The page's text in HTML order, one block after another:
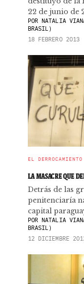
22 de junio de
PORNATALIA
BRASIL)
18 FEBRERO 2013
EL
LA MASACRE QUE
Detrás de las
penitenciaría
capital
PORNATALIA
BRASIL)
12 DICIEMBRE